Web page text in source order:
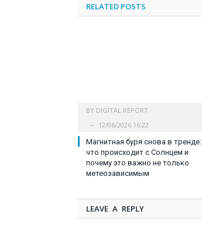
RELATED POSTS
BY DIGITAL REPORT
12/06/2026 16:22
Магнитная буря снова в тренде:
что происходит с Солнцем и
почему это важно не только
метеозависимым
LEAVE A REPLY